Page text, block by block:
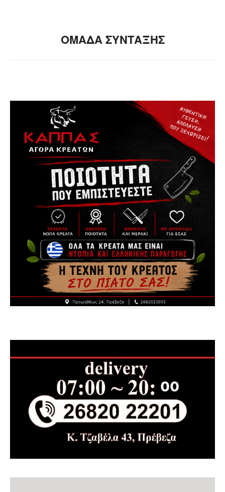
ΟΜΑΔΑ ΣΥΝΤΑΞΗΣ